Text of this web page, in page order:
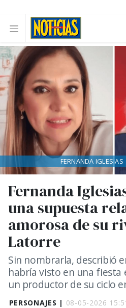
PERSONAJES | 08-05-2026
Fernanda
una supuesta
amorosa de su
Latorre
Sin nombrarla, describió
habría visto en una
un productor de su ciclo
FERNANDA